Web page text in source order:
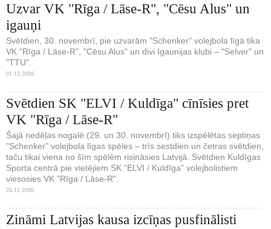
Uzvar VK "Rīga / Lāse-R", "Cēsu Alus" un
igauņi
Svētdien, 30. novembrī, pie uzvarām "Schenker" volejbola līgā tika
VK "Rīga / Lāse-R", "Cēsu Alus" un divi Igaunijas klubi – "Selver" un
"TTU".
01.12.2008.
Svētdien SK "ELVI / Kuldīga" cīnīsies pret
VK "Rīga / Lāse-R"
Šajā nedēļas nogalē (29. un 30. novembrī) tiks izspēlētas septiņas
"Schenker" volejbola līgas spēles – trīs sestdien un četras svētdien,
taču tikai viena no šīm spēlēm risināsies Latvijā. Svētdien Kuldīgas
Sporta centrā pie vietējiem SK "ELVI / Kuldīga" volejbolistiem
viesosies VK "Rīga / Lāse-R".
28.11.2008.
Zināmi Latvijas kausa izcīņas pusfinālisti